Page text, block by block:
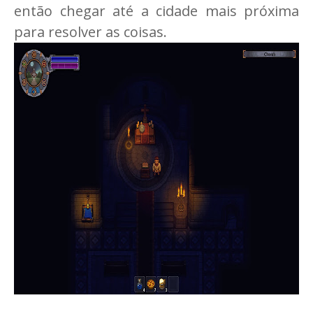
então chegar até a cidade mais próxima
para resolver as coisas.